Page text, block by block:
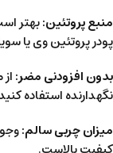
منبع پروتئین:بهتر
پودر پروتئین وی یا
بدون افزودنی مضر:
نگهدارنده استفاده
میزان چربی سالم: